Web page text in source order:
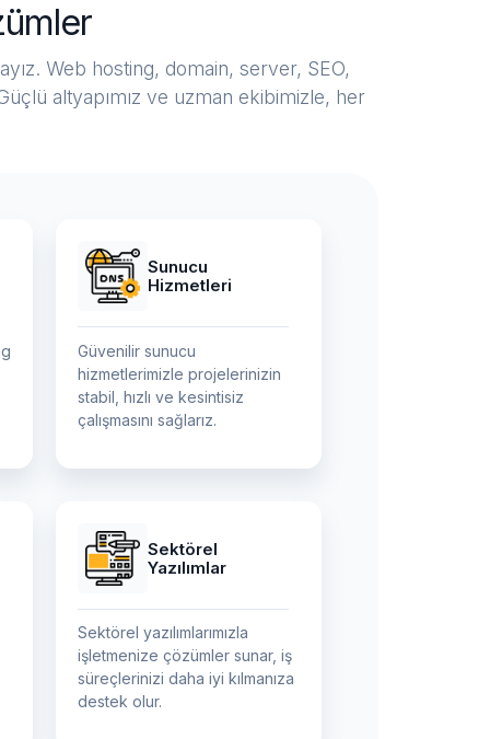
Web hosting, domain, server, SEO,
altyapımız ve uzman ekibimizle, her
Sunucu
Hizmetleri
Güvenilir sunucu
hizmetlerimizle projelerinizin
stabil, hızlı ve kesintisiz
çalışmasını sağlarız.
Sektörel
Yazılımlar
Sektörel yazılımlarımızla
işletmenize çözümler sunar, iş
süreçlerinizi daha iyi kılmanıza
destek olur.